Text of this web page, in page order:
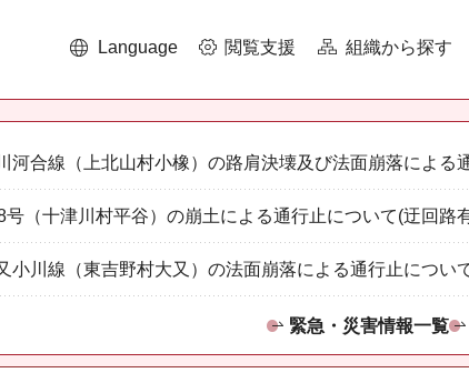
Language 閲覧支援 組織から探す
河合線（上北山村小橡）の路肩決壊及び法面崩落による
号（十津川村平谷）の崩土による通行止について(迂回路
小川線（東吉野村大又）の法面崩落による通行止につい
緊急・災害情報一覧